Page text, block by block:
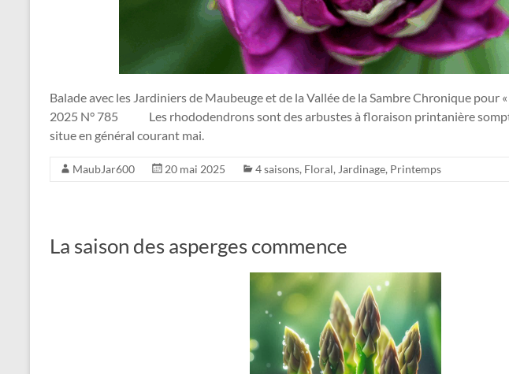
Balade avec les Jardiniers de Maubeuge et de la Vallée de la Sambre Chronique pour «
2025 N° 785 Les rhododendrons sont des arbustes à floraison printanière
situe en général courant mai.
MaubJar600 20 mai 2025 4 saisons, Floral, Jardinage, Printemps
La saison des asperges commence